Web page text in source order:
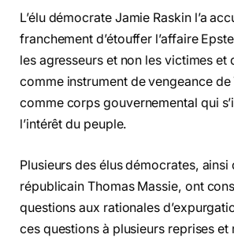
L’élu démocrate Jamie Raskin l’a
franchement d’étouffer l’affaire
les agresseurs et non les victimes et
comme instrument de vengeance de
comme corps gouvernemental qui
l’intérêt du peuple.
Plusieurs des élus démocrates, ainsi
républicain Thomas Massie, ont
questions aux rationales
ces questions à plusieurs reprises et